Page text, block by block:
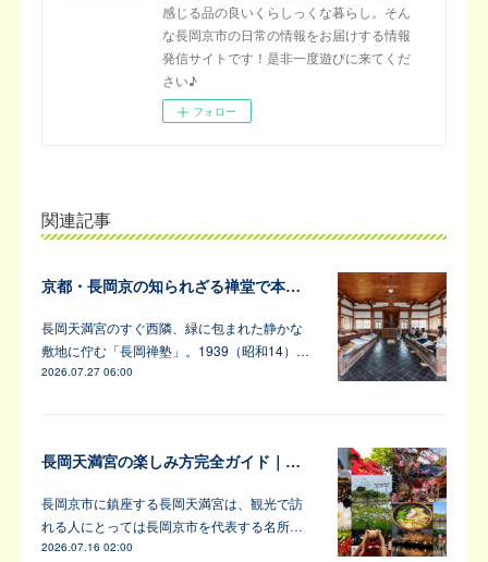
感じる品の良いくらしっくな暮らし。そん
な長岡京市の日常の情報をお届けする情報
発信サイトです！是非一度遊びに来てくだ
さい♪
フォロー
関連記事
京都・長岡京の知られざる禅堂で本格的な坐禅体験
長岡天満宮のすぐ西隣、緑に包まれた静かな
敷地に佇む「長岡禅塾」。1939（昭和14）…
2026.07.27 06:00
長岡天満宮の楽しみ方完全ガイド｜アンバサダーが教えます！
長岡京市に鎮座する長岡天満宮は、観光で訪
れる人にとっては長岡京市を代表する名所…
2026.07.16 02:00